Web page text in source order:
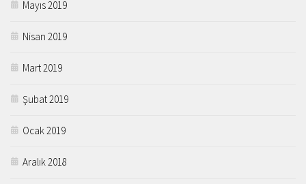
Mayıs 2019
Nisan 2019
Mart 2019
Şubat 2019
Ocak 2019
Aralık 2018